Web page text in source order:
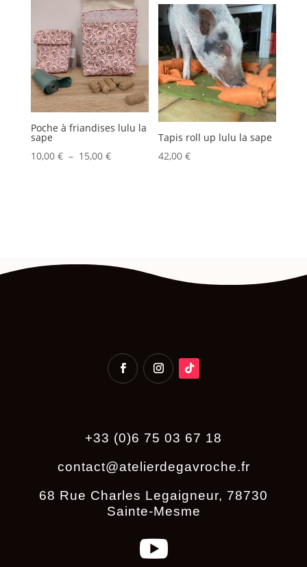
Poche à friandises lulu la
sape
10,00 € – 15,00 €Plage
Tapis roll up lulu la sape
42,00€
+33 (0)6 75 03 67 18
contact@atelierdegavroche.fr
68 Rue Charles Legaigneur, 78730
Sainte-Mesme
